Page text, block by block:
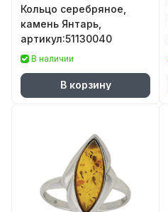
Кольцо серебряное,
камень Янтарь,
артикул:51130040
В наличии
В корзину